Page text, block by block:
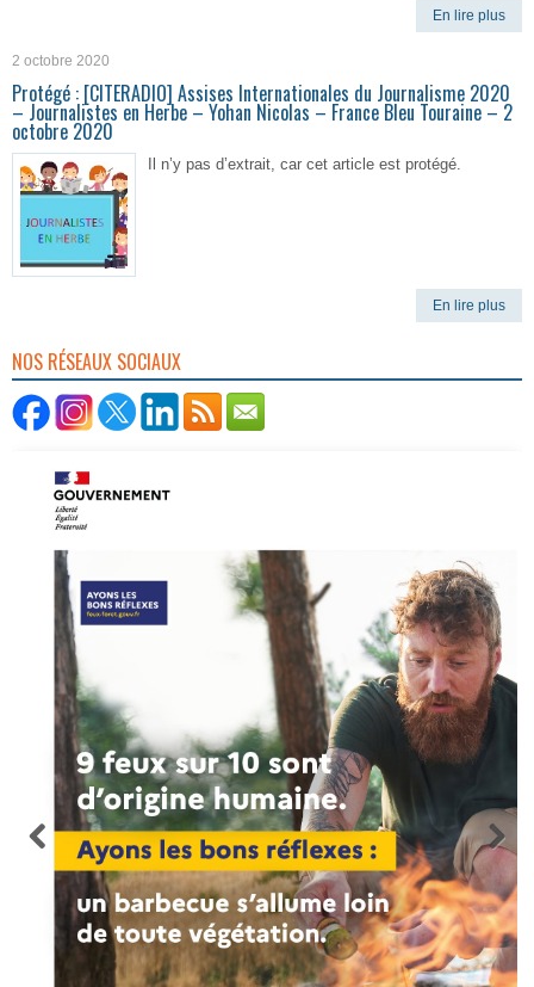
En lire plus
2 octobre 2020
Protégé : [CITERADIO] Assises Internationales du Journalisme 2020
– Journalistes en Herbe – Yohan Nicolas – France Bleu Touraine – 2
octobre 2020
Il n’y pas d’extrait, car cet article est protégé.
En lire plus
NOS RÉSEAUX SOCIAUX